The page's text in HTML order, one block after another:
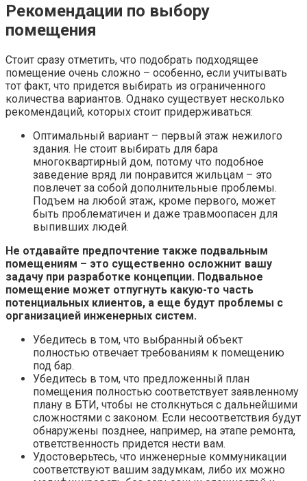
Рекомендации по выбору
помещения
Стоит сразу отметить, что подобрать подходящее
помещение очень сложно – особенно, если учитывать
тот факт, что придется выбирать из ограниченного
количества вариантов. Однако существует несколько
рекомендаций, которых стоит придерживаться:
Оптимальный вариант – первый этаж нежилого
здания. Не стоит выбирать для бара
многоквартирный дом, потому что подобное
заведение вряд ли понравится жильцам – это
повлечет за собой дополнительные проблемы.
Подъем на любой этаж, кроме первого, может
быть проблематичен и даже травмоопасен для
выпивших людей.
Не отдавайте предпочтение также подвальным
помещениям – это существенно осложнит вашу
задачу при разработке концепции. Подвальное
помещение может отпугнуть какую-то часть
потенциальных клиентов, а еще будут проблемы с
организацией инженерных систем.
Убедитесь в том, что выбранный объект
полностью отвечает требованиям к помещению
под бар.
Убедитесь в том, что предложенный план
помещения полностью соответствует заявленному
плану в БТИ, чтобы не столкнуться с дальнейшими
сложностями с законом. Если несоответствия будут
обнаружены позднее, например, на этапе ремонта,
ответственность придется нести вам.
Удостоверьтесь, что инженерные коммуникации
соответствуют вашим задумкам, либо их можно